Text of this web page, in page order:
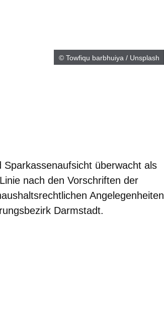
© Towfiqu barbhuiya / Unsplash
überwacht als
nach den Vorschriften der
Angelegenheiten
Darmstadt.